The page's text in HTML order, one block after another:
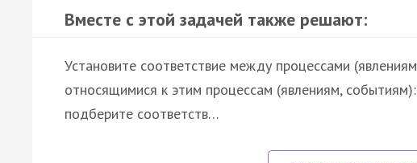
Вместе с этой задачей также решают:
Установите соответствие между процессами
относящимися к этим процессам (явлениям,
подберите соответств…